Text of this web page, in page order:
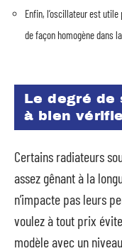
Enfin, l’oscillateur est
de façon homogène dans
Le degré de
à bien
Certains radiateurs
assez gênant à la
n’impacte pas leurs
voulez à tout prix
modèle avec un